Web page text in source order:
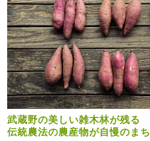
武蔵野の美しい雑木林が残る
伝統農法の農産物が自慢のまち